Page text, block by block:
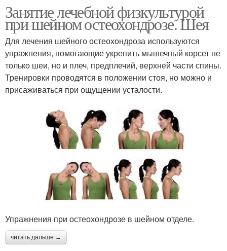
Занятие лечебной физкультурой
при шейном остеохондрозе. Шея
Для лечения шейного остеохондроза используются
упражнения, помогающие укрепить мышечный корсет не
только шеи, но и плеч, предплечий, верхней части спины.
Тренировки проводятся в положении стоя, но можно и
присаживаться при ощущении усталости.
Упражнения при остеохондрозе в шейном отделе.
читать дальше →